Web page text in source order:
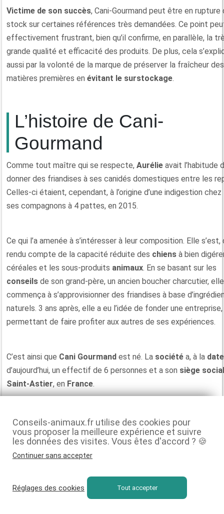
Victime de son succès, Cani-Gourmand peut être en rupture
stock sur certaines références très demandées. Ce point
effectivement frustrant, bien qu’il confirme, en parallèle, la
grande qualité et efficacité des produits. De plus, cela
aussi par la volonté de la marque de préserver la fraîcheur des
matières premières en évitant le surstockage.
L’histoire de Cani-
Gourmand
Comme tout maître qui se respecte, Aurélie avait l’habitude
donner des friandises à ses canidés domestiques entre les
Celles-ci étaient, cependant, à l’origine d’une indigestion chez
ses compagnons à 4 pattes, en 2015.
Ce qui l’a amenée à s’intéresser à leur composition. Elle s’est,
rendu compte de la capacité réduite des chiens à bien
céréales et les sous-produits animaux. En se basant sur les
conseils de son grand-père, un ancien boucher charcutier, elle
commença à s’approvisionner des friandises à base
naturels. 3 ans après, elle a eu l’idée de fonder une entreprise,
permettant de faire profiter aux autres de ses expériences.
C’est ainsi que Cani Gourmand est né. La société a, à la date
d’aujourd’hui, un effectif de 6 personnes et a son siège social
Saint-Astier, en France.
Les alternatives
10% de réduction sur la commande
en mentionnant ce coupon
Conseils-animaux.fr utilise des cookies pour
vous proposer la meilleure expérience et suivre
les données des visites. Vous êtes d'accord ? 🍪
Continuer sans accepter
Réglages des cookies Tout accepter